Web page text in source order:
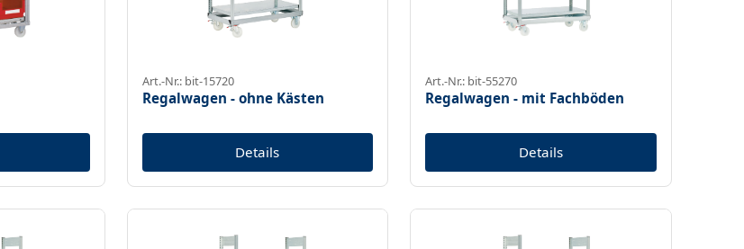
Art.-Nr.: bit-15720
Regalwagen - ohne Kästen
Details
Art.-Nr.: bit-55270
Regalwagen - mit Fachböden
Details